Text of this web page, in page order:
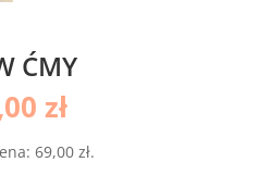
ĆMY
złAktualna
wynosi:
69,00 zł.